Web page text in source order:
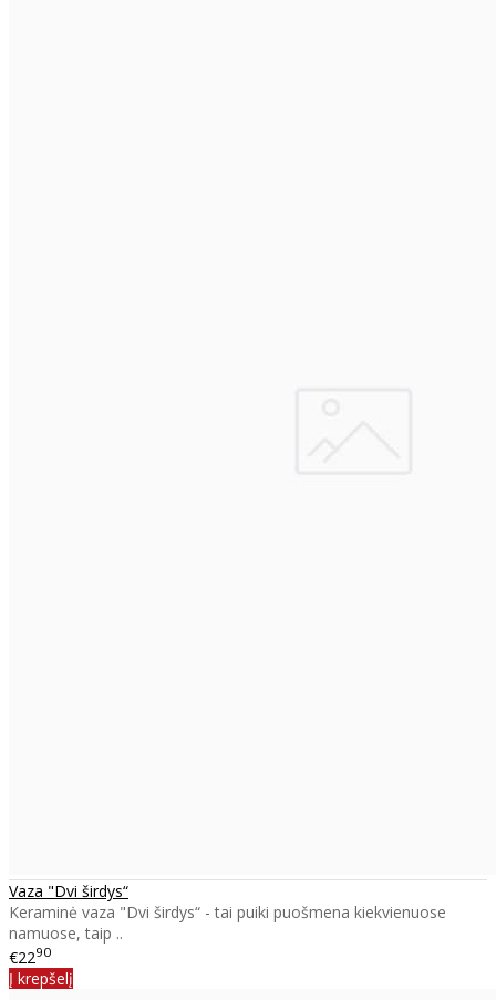
Vaza "Dvi širdys“
Keraminė vaza "Dvi širdys“ - tai puiki puošmena kiekvienuose
namuose, taip ..
€2290
Į krepšelį